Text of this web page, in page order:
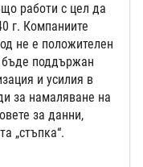
работи с цел да
г. Компаниите
не е положителен
поддържан
и усилия в
за намаляване на
за данни,
„стъпка“.